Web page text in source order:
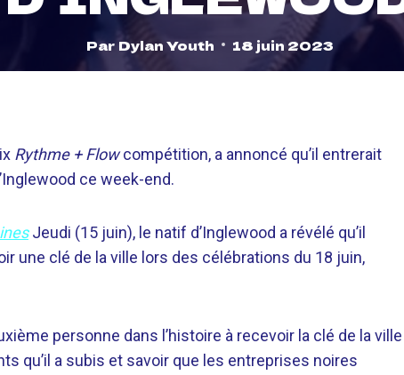
Par Dylan Youth 18 juin 2023
Rythme + Flowcompétition, a annoncé qu’il entrerait
ce week-end.
Jeudi (15 juin), le natif d’Inglewood a révélé qu’il
une clé de la ville lors des célébrations du 18 juin,
personne dans l’histoire à recevoir la clé de la ville
qu’il a subis et savoir que les entreprises noires